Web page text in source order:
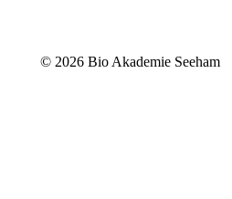
© 2026 Bio Akademie Seeham